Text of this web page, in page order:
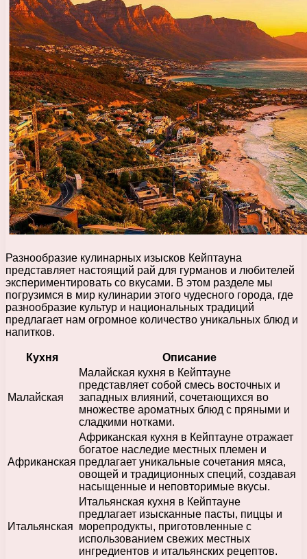
Разнообразие кулинарных изысков Кейптауна
представляет настоящий рай для гурманов и любителей
экспериментировать со вкусами. В этом разделе мы
погрузимся в мир кулинарии этого чудесного города, где
разнообразие культур и национальных традиций
предлагает нам огромное количество уникальных блюд и
напитков.
Кухня Описание
Малайская
Малайская кухня в Кейптауне
представляет собой смесь восточных и
западных влияний, сочетающихся во
множестве ароматных блюд с пряными и
сладкими нотками.
Африканская
Африканская кухня в Кейптауне отражает
богатое наследие местных племен и
предлагает уникальные сочетания мяса,
овощей и традиционных специй, создавая
насыщенные и неповторимые вкусы.
Итальянская
Итальянская кухня в Кейптауне
предлагает изысканные пасты, пиццы и
морепродукты, приготовленные с
использованием свежих местных
ингредиентов и итальянских рецептов.